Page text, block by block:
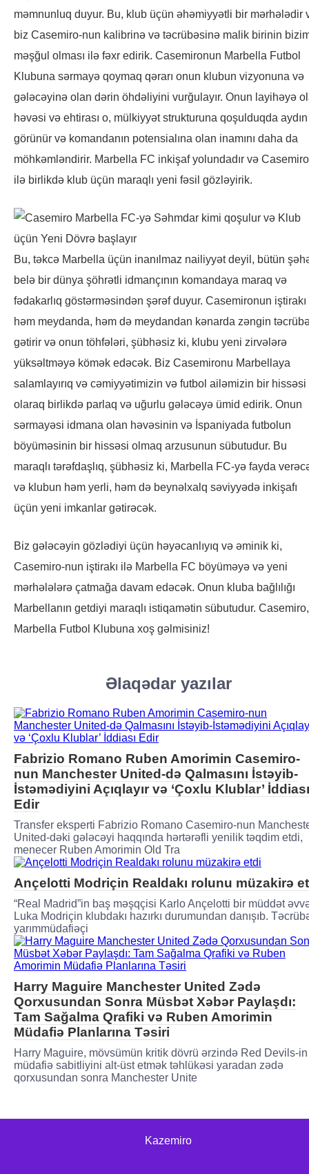
məmnunluq duyur. Bu, klub üçün əhəmiyyətli bir mərhələdir
biz Casemiro-nun kalibrinə və təcrübəsinə malik birinin
məşğul olması ilə fəxr edirik. Casemironun Marbella Futbol
Klubuna sərmayə qoymaq qərarı onun klubun vizyonuna və
gələcəyinə olan dərin öhdəliyini vurğulayır. Onun layihəyə
həvəsi və ehtirası o, mülkiyyət strukturuna qoşulduqda aydın
görünür və komandanın potensialına olan inamını daha da
möhkəmləndirir. Marbella FC inkişaf yolundadır və Casemiro
ilə birlikdə klub üçün maraqlı yeni fəsil gözləyirik.
Bu, təkcə Marbella üçün inanılmaz nailiyyət deyil, bütün
belə bir dünya şöhrətli idmançının komandaya maraq və
fədakarlıq göstərməsindən şərəf duyur. Casemironun iştirakı
həm meydanda, həm də meydandan kənarda zəngin
gətirir və onun töhfələri, şübhəsiz ki, klubu yeni zirvələrə
yüksəltməyə kömək edəcək. Biz Casemironu Marbellaya
salamlayırıq və cəmiyyətimizin və futbol ailəmizin bir hissəsi
olaraq birlikdə parlaq və uğurlu gələcəyə ümid edirik. Onun
sərmayəsi idmana olan həvəsinin və İspaniyada futbolun
böyüməsinin bir hissəsi olmaq arzusunun sübutudur. Bu
maraqlı tərəfdaşlıq, şübhəsiz ki, Marbella FC-yə fayda
və klubun həm yerli, həm də beynəlxalq səviyyədə inkişafı
üçün yeni imkanlar gətirəcək.
Biz gələcəyin gözlədiyi üçün həyəcanlıyıq və əminik ki,
Casemiro-nun iştirakı ilə Marbella FC böyüməyə və yeni
mərhələlərə çatmağa davam edəcək. Onun kluba bağlılığı
Marbellanın getdiyi maraqlı istiqamətin sübutudur. Casemiro,
Marbella Futbol Klubuna xoş gəlmisiniz!
Əlaqədar yazılar
Fabrizio Romano Ruben Amorimin Casemiro-
nun Manchester United-də Qalmasını İstəyib-
İstəmədiyini Açıqlayır və ‘Çoxlu Klublar’ İddiası
Edir
Transfer eksperti Fabrizio Romano Casemiro-nun
United-dəki gələcəyi haqqında hərtərəfli yenilik təqdim etdi,
menecer Ruben Amorimin Old Tra
Ançelotti Modriçin Realdakı rolunu müzakirə
“Real Madrid”in baş məşqçisi Karlo Ançelotti bir müddət
Luka Modriçin klubdakı hazırkı durumundan danışıb.
yarımmüdafiəçi
Harry Maguire Manchester United Zədə
Qorxusundan Sonra Müsbət Xəbər Paylaşdı:
Tam Sağalma Qrafiki və Ruben Amorimin
Müdafiə Planlarına Təsiri
Harry Maguire, mövsümün kritik dövrü ərzində Red Devils-in
müdafiə sabitliyini alt-üst etmək təhlükəsi yaradan zədə
qorxusundan sonra Manchester Unite
Kazemiro